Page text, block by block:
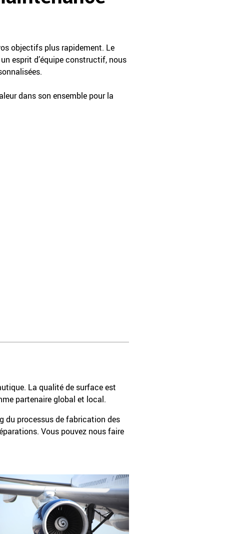
objectifs plus rapidement. Le
esprit d’équipe constructif, nous
dans son ensemble pour la
La qualité de surface est
partenaire global et local.
du processus de fabrication des
Vous pouvez nous faire